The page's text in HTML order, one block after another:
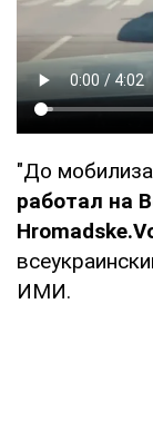
"До
работал на
ИМИ.